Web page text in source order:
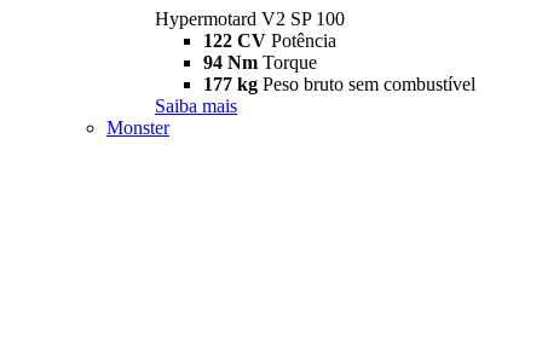
Hypermotard V2 SP 100
122 CV Potência
94 Nm Torque
177 kg Peso bruto sem combustível
Saiba mais
Monster